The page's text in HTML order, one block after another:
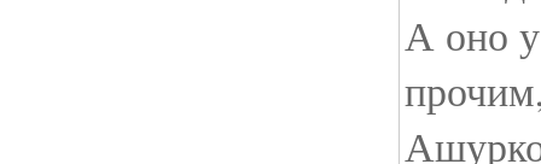
А оно